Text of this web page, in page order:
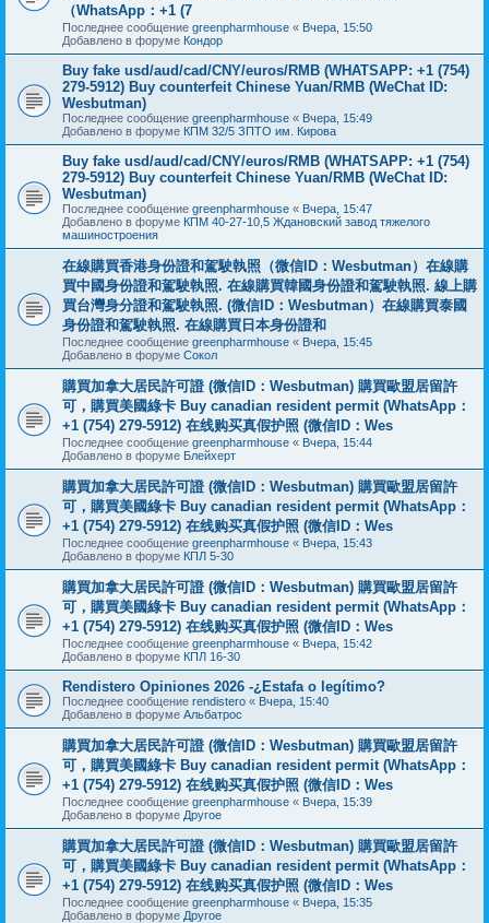
（WhatsApp：+1 (7
Последнее сообщение greenpharmhouse « Вчера, 15:50
Добавлено в форуме Кондор
Buy fake usd/aud/cad/CNY/euros/RMB (WHATSAPP: +1 (754)
279-5912) Buy counterfeit Chinese Yuan/RMB (WeChat ID:
Wesbutman)
Последнее сообщение greenpharmhouse « Вчера, 15:49
Добавлено в форуме КПМ 32/5 ЗПТО им. Кирова
Buy fake usd/aud/cad/CNY/euros/RMB (WHATSAPP: +1 (754)
279-5912) Buy counterfeit Chinese Yuan/RMB (WeChat ID:
Wesbutman)
Последнее сообщение greenpharmhouse « Вчера, 15:47
Добавлено в форуме КПМ 40-27-10,5 Ждановский завод тяжелого
машиностроения
在線購買香港身份證和駕駛執照（微信ID：Wesbutman）在線購
買中國身份證和駕駛執照. 在線購買韓國身份證和駕駛執照. 線上購
買台灣身分證和駕駛執照. (微信ID：Wesbutman）在線購買泰國
身份證和駕駛執照. 在線購買日本身份證和
Последнее сообщение greenpharmhouse « Вчера, 15:45
Добавлено в форуме Сокол
購買加拿大居民許可證 (微信ID：Wesbutman) 購買歐盟居留許
可，購買美國綠卡 Buy canadian resident permit (WhatsApp：
+1 (754) 279-5912) 在线购买真假护照 (微信ID：Wes
Последнее сообщение greenpharmhouse « Вчера, 15:44
Добавлено в форуме Блейхерт
購買加拿大居民許可證 (微信ID：Wesbutman) 購買歐盟居留許
可，購買美國綠卡 Buy canadian resident permit (WhatsApp：
+1 (754) 279-5912) 在线购买真假护照 (微信ID：Wes
Последнее сообщение greenpharmhouse « Вчера, 15:43
Добавлено в форуме КПЛ 5-30
購買加拿大居民許可證 (微信ID：Wesbutman) 購買歐盟居留許
可，購買美國綠卡 Buy canadian resident permit (WhatsApp：
+1 (754) 279-5912) 在线购买真假护照 (微信ID：Wes
Последнее сообщение greenpharmhouse « Вчера, 15:42
Добавлено в форуме КПЛ 16-30
Rendistero Opiniones 2026 -¿Estafa o legítimo?
Последнее сообщение rendistero « Вчера, 15:40
Добавлено в форуме Альбатрос
購買加拿大居民許可證 (微信ID：Wesbutman) 購買歐盟居留許
可，購買美國綠卡 Buy canadian resident permit (WhatsApp：
+1 (754) 279-5912) 在线购买真假护照 (微信ID：Wes
Последнее сообщение greenpharmhouse « Вчера, 15:39
Добавлено в форуме Другое
購買加拿大居民許可證 (微信ID：Wesbutman) 購買歐盟居留許
可，購買美國綠卡 Buy canadian resident permit (WhatsApp：
+1 (754) 279-5912) 在线购买真假护照 (微信ID：Wes
Последнее сообщение greenpharmhouse « Вчера, 15:35
Добавлено в форуме Другое